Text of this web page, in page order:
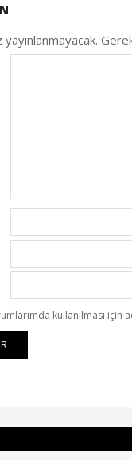
kullanılması için